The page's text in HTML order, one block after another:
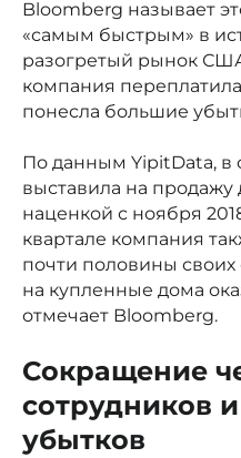
Bloomberg называет
«самым быстрым» в
разогретый рынок
компания
понесла большие
По данным YipitData, в
выставила на
наценкой с ноября
квартале компания
почти половины
на купленные дома
отмечает Bloomberg.
Сокращение
сотрудников
убытков